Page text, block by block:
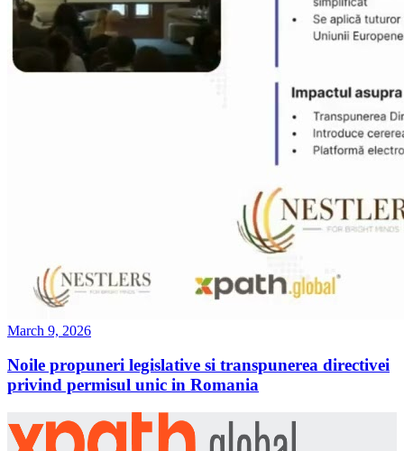
March 9, 2026
Noile propuneri legislative si transpunerea directivei
privind permisul unic in Romania